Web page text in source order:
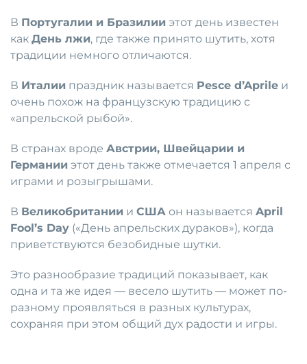
В Португалии и Бразилии этот день известен
как День лжи, где также принято шутить, хотя
традиции немного отличаются.
В Италии праздник называется Pesce d’Aprile и
очень похож на французскую традицию с
«апрельской рыбой».
В странах вроде Австрии, Швейцарии и
Германии этот день также отмечается 1 апреля с
играми и розыгрышами.
В Великобритании и США он называется April
Fool’s Day («День апрельских дураков»), когда
приветствуются безобидные шутки.
Это разнообразие традиций показывает, как
одна и та же идея — весело шутить — может по-
разному проявляться в разных культурах,
сохраняя при этом общий дух радости и игры.